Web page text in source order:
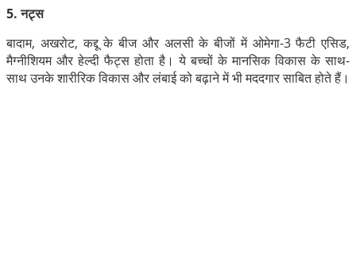
5. नट्स
बादाम, अखरोट, कद्दू के बीज और अलसी के बीजों में ओमेगा-3 फैटी एसिड,
मैग्नीशियम और हेल्दी फैट्स होता है। ये बच्चों के मानसिक विकास के साथ-
साथ उनके शारीरिक विकास और लंबाई को बढ़ाने में भी मददगार साबित होते हैं।